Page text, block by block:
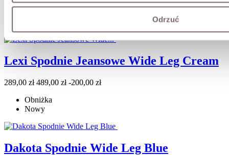
Odrzuć
Cena
279,00 zł
Lexi Spodnie Jeansowe Wide Leg Cream
Cena
289,00 zł Cena
489,00 zł -200,00 zł
Obniżka
Nowy
Dakota Spodnie Wide Leg Blue